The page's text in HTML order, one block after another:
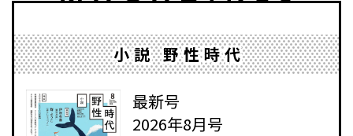
小説 野性時代
最新号
2026年8月号